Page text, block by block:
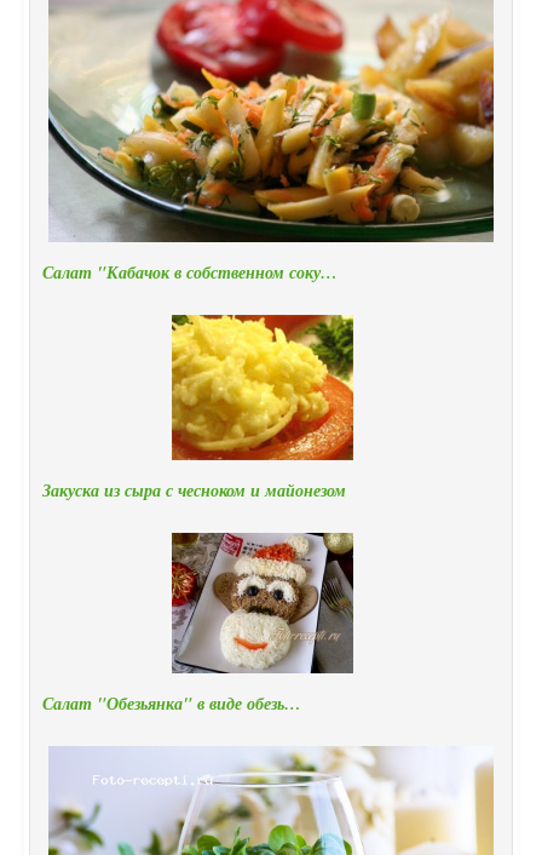
Салат "Кабачок в собственном соку…
Закуска из сыра с чесноком и майонезом
Салат "Обезьянка" в виде обезь…